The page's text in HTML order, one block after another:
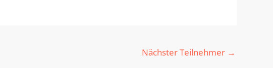
Nächster Teilnehmer →